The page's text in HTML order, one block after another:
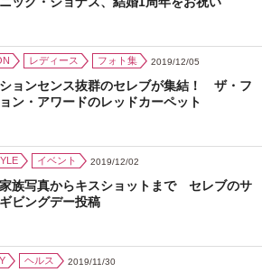
レディース フォト集 2019/12/05
ョンセンス抜群のセレブが集結！ ザ・フ
ン・アワードのレッドカーペット
イベント 2019/12/02
族写真からキスショットまで セレブのサ
ビングデー投稿
ヘルス 2019/11/30